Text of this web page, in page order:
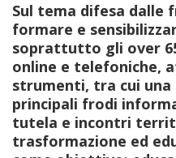
Sul tema difesa dalle
formare e
soprattutto gli over
online e telefoniche,
strumenti, tra cui una
principali frodi
tutela e incontri
trasformazione ed